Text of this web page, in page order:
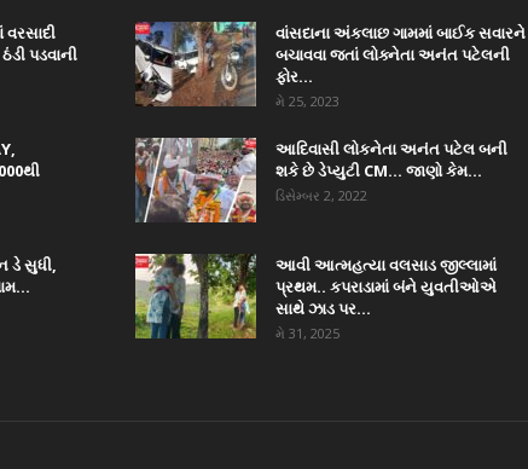
પડવાની
ડે સુધી,
વાંસદાના અંકલાછ ગામમાં બાઈક સવારને
બચાવવા જતાં લોક્નેતા અનંત પટેલની
ફોર...
મે 25, 2023
આદિવાસી લોકનેતા અનંત પટેલ બની
શકે છે ડેપ્યુટી CM… જાણો કેમ...
ડિસેમ્બર 2, 2022
આવી આત્મહત્યા વલસાડ જીલ્લામાં
પ્રથમ.. કપરાડામાં બંને યુવતીઓએ
સાથે ઝાડ પર...
મે 31, 2025